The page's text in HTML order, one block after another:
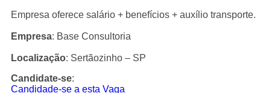
Empresa oferece salário + benefícios + auxílio transporte.
Empresa: Base Consultoria
Localização: Sertãozinho – SP
Candidate-se:
Candidade-se a esta Vaga